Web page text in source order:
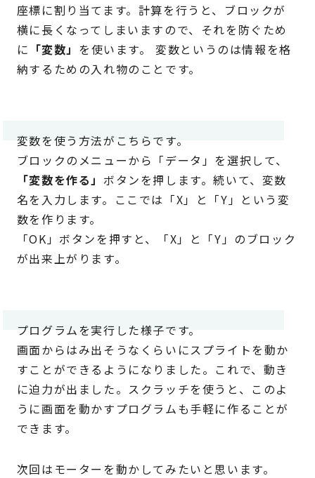
座標に割り当てます。計算を行うと、ブロックが
横に長くなってしまいますので、それを防ぐため
に 「変数」 を使います。 変数というのは情報を格
納するための入れ物のことです。
変数を使う方法がこちらです。
ブロックのメニューから「データ」を選択して、
「変数を作る」 ボタンを押します。続いて、変数
名を入力します。ここでは「X」と「Y」という変
数を作ります。
「OK」ボタンを押すと、「X」と「Y」のブロック
が出来上がります。
プログラムを実行した様子です。
画面からはみ出そうなくらいにスプライトを動か
すことができるようになりました。これで、動き
に迫力が出ました。スクラッチを使うと、このよ
うに画面を動かすプログラムも手軽に作ることが
できます。
次回はモーターを動かしてみたいと思います。